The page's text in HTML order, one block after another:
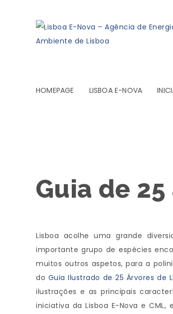
HOMEPAGE LISBOA E-NOVA
Guia de
Lisboa acolhe uma grande
importante grupo de espécies
muitos outros aspetos, para a
do Guia Ilustrado de 25 Árvores de
ilustrações e as principais
iniciativa da Lisboa E-Nova e